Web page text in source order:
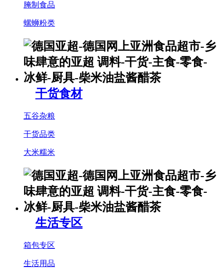
腌制食品
螺蛳粉类
干货食材
五谷杂粮
干货品类
大米糯米
生活专区
箱包专区
生活用品